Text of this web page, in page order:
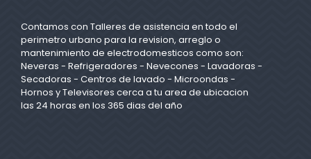
Contamos con Talleres de asistencia en todo el
perimetro urbano para la revision, arreglo o
mantenimiento de electrodomesticos como son:
Neveras - Refrigeradores - Nevecones - Lavadoras -
Secadoras - Centros de lavado - Microondas -
Hornos y Televisores cerca a tu area de ubicacion
las 24 horas en los 365 dias del año